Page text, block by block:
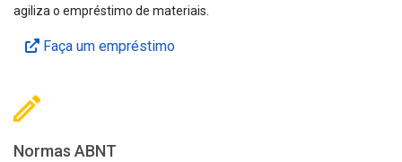
agiliza o empréstimo de materiais.
Faça um empréstimo
Normas ABNT